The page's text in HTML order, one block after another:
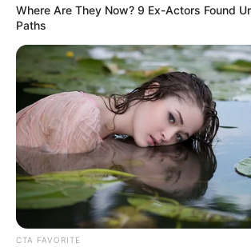
Where Are They Now? 9 Ex-Actors Found
Paths
CTA FAVORITE